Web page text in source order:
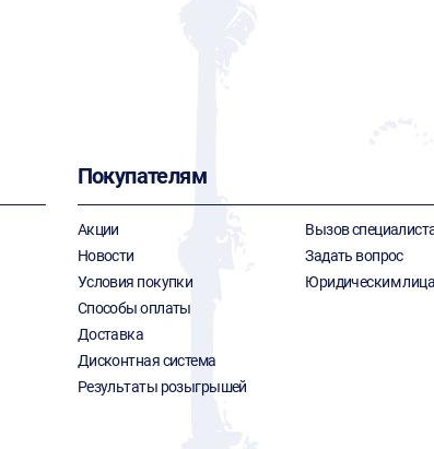
Покупателям
Акции
Новости
Условия покупки
Способы оплаты
Доставка
Дисконтная система
Результаты розыгрышей
Вызов
Задать вопрос
Юридическим